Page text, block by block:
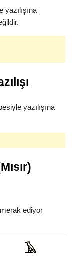
yazılışına
merak ediyor